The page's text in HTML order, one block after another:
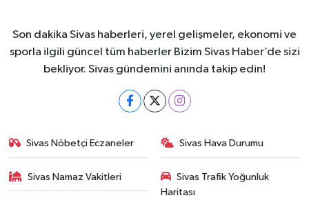
Son dakika Sivas haberleri, yerel gelişmeler, ekonomi ve
sporla ilgili güncel tüm haberler Bizim Sivas Haber’de sizi
bekliyor. Sivas gündemini anında takip edin!
Sivas Nöbetçi Eczaneler Sivas Hava Durumu
Sivas Namaz Vakitleri
Sivas Trafik Yoğunluk
Haritası